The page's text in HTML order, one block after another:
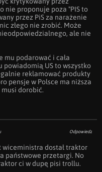
nie proponuje poza "PIS to
przez PiS za narażenie
złego nie zrobić. Może
ale nie
mu podarować i cała
powiadomią US to wszystko
reklamować produkty
pensje w Polsce ma niższa
dorobić.
Odpowiedz
wiceministra dostał traktor
państwowe przetargi. No
ci w dupę pisi trollu.